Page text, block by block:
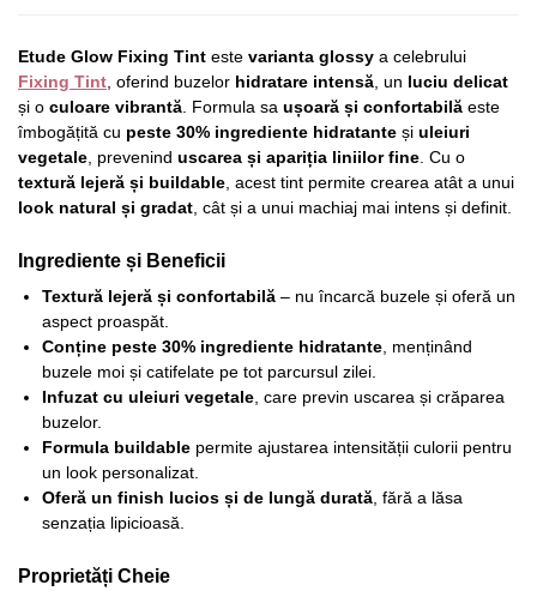
Etude Glow Fixing Tint este varianta glossy a celebrului
Fixing Tint , oferind buzelor hidratare intensă , un luciu delicat
și o culoare vibrantă . Formula sa ușoară și confortabilă este
îmbogățită cu peste 30% ingrediente hidratante și uleiuri
vegetale , prevenind uscarea și apariția liniilor fine . Cu o
textură lejeră și buildable , acest tint permite crearea atât a unui
look natural și gradat , cât și a unui machiaj mai intens și definit.
Ingrediente și Beneficii
Textură lejeră și confortabilă – nu încarcă buzele și oferă un
aspect proaspăt.
Conține peste 30% ingrediente hidratante , menținând
buzele moi și catifelate pe tot parcursul zilei.
Infuzat cu uleiuri vegetale , care previn uscarea și crăparea
buzelor.
Formula buildable permite ajustarea intensității culorii pentru
un look personalizat.
Oferă un finish lucios și de lungă durată , fără a lăsa
senzația lipicioasă.
Proprietăți Cheie